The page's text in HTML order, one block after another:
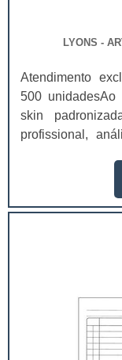
LYONS -
Atendimento
500
skin
profissional,
produto.A busca
podem